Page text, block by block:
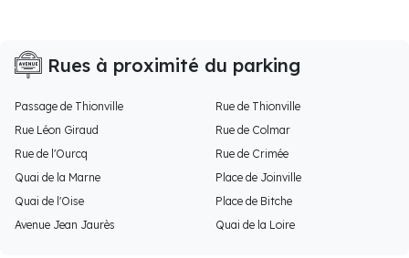
Rues à proximité du parking
Passage de Thionville
Rue de Thionville
Rue Léon Giraud
Rue de Colmar
Rue de l'Ourcq
Rue de Crimée
Quai de la Marne
Place de Joinville
Quai de l'Oise
Place de Bitche
Avenue Jean Jaurès
Quai de la Loire